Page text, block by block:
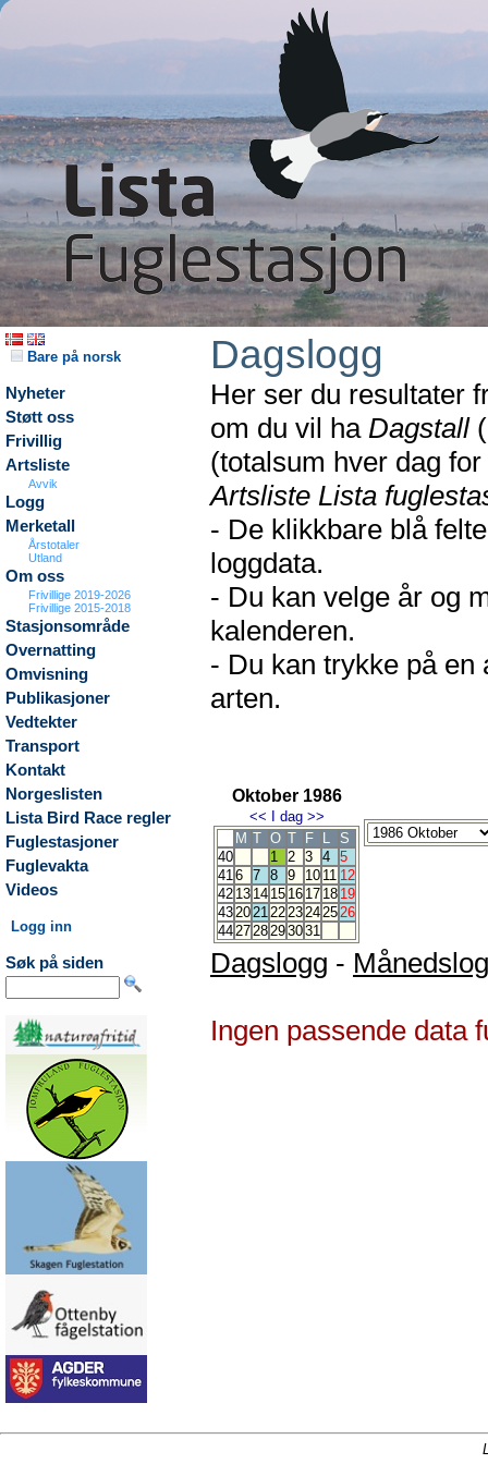
Bare på norsk
Nyheter
Støtt oss
Frivillig
Artsliste
Avvik
Logg
Merketall
Årstotaler
Utland
Om oss
Frivillige 2019-2026
Frivillige 2015-2018
Stasjonsområde
Overnatting
Omvisning
Publikasjoner
Vedtekter
Transport
Kontakt
Norgeslisten
Lista Bird Race regler
Fuglestasjoner
Fuglevakta
Videos
Logg inn
Søk på siden
Dagslogg
Her ser du resultater
om du vil ha Dagstall
(totalsum hver dag
Artsliste Lista
- De klikkbare blå
loggdata.
- Du kan velge år og
kalenderen.
- Du kan trykke på en
arten.
Oktober 1986
<< I dag >>
M T O T F L
S
40
1 2 3 4 5
416 7 8 9 10 11 12
42 13 14 15 16 17 18 19
4320212223242526
442728293031
Dagslogg -
Ingen passende data